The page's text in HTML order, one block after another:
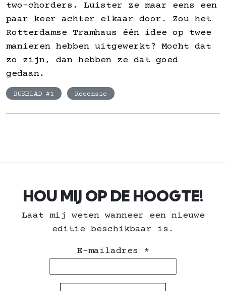
two-chorders. Luister ze maar eens een
paar keer achter elkaar door. Zou het
Rotterdamse Tramhaus één idee op twee
manieren hebben uitgewerkt? Mocht dat
zo zijn, dan hebben ze dat goed
gedaan.
BUKBLAD #1 Recensie
HOU MIJ OP DE HOOGTE!
Laat mij weten wanneer een nieuwe
editie beschikbaar is.
E-mailadres *